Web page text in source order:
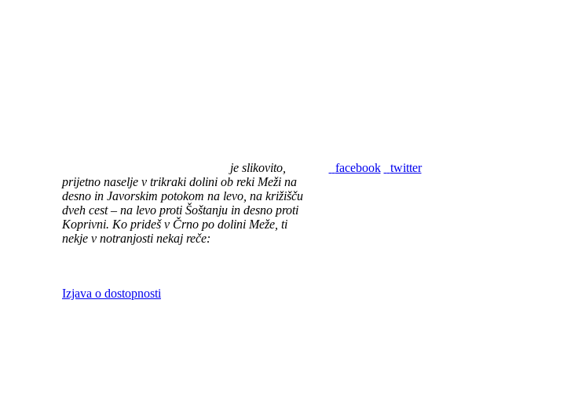
je slikovito,
prijetno naselje v trikraki dolini ob reki Meži na
desno in Javorskim potokom na levo, na križišču
dveh cest – na levo proti Šoštanju in desno proti
Koprivni. Ko prideš v Črno po dolini Meže, ti
nekje v notranjosti nekaj reče:
Izjava o dostopnosti
facebook twitter